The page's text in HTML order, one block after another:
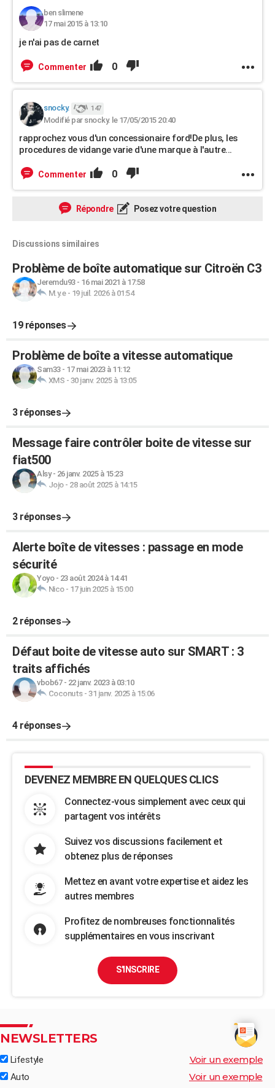
ben slimene
17 mai 2015 à 13:10
je n'ai pas de carnet
Commenter 0
snocky. 147
Modifié par snocky. le 17/05/2015 20:40
rapprochez vous d'un concessionaire ford!De plus, les
procedures de vidange varie d'une marque à l'autre...
Commenter 0
Répondre Posez votre question
Discussions similaires
Problème de boîte automatique sur Citroën C3
Jeremdu93- 16 mai 2021 à 17:58
M.y.e- 19 juil. 2026 à 01:54
19 réponses
Problème de boîte a vitesse automatique
Sam33- 17 mai 2023 à 11:12
XMS - 30 janv. 2025 à 13:05
3 réponses
Message faire contrôler boite de vitesse sur
fiat500
Alsy- 26 janv. 2025 à 15:23
Jojo- 28 août 2025 à 14:15
3 réponses
Alerte boîte de vitesses : passage en mode
sécurité
Yoyo- 23 août 2024 à 14:41
Nico- 17 juin 2025 à 15:00
2 réponses
Défaut boite de vitesse auto sur SMART : 3
traits affichés
vbob67- 22 janv. 2023 à 03:10
Coconuts- 31 janv. 2025 à 15:06
4 réponses
DEVENEZ MEMBRE EN QUELQUES CLICS
Connectez-vous simplement avec ceux qui
partagent vos intérêts
Suivez vos discussions facilement et
obtenez plus de réponses
Mettez en avant votre expertise et aidez les
autres membres
Profitez de nombreuses fonctionnalités
supplémentaires en vous inscrivant
S'INSCRIRE
NEWSLETTERS
Lifestyle Voir un exemple
Auto Voir un exemple